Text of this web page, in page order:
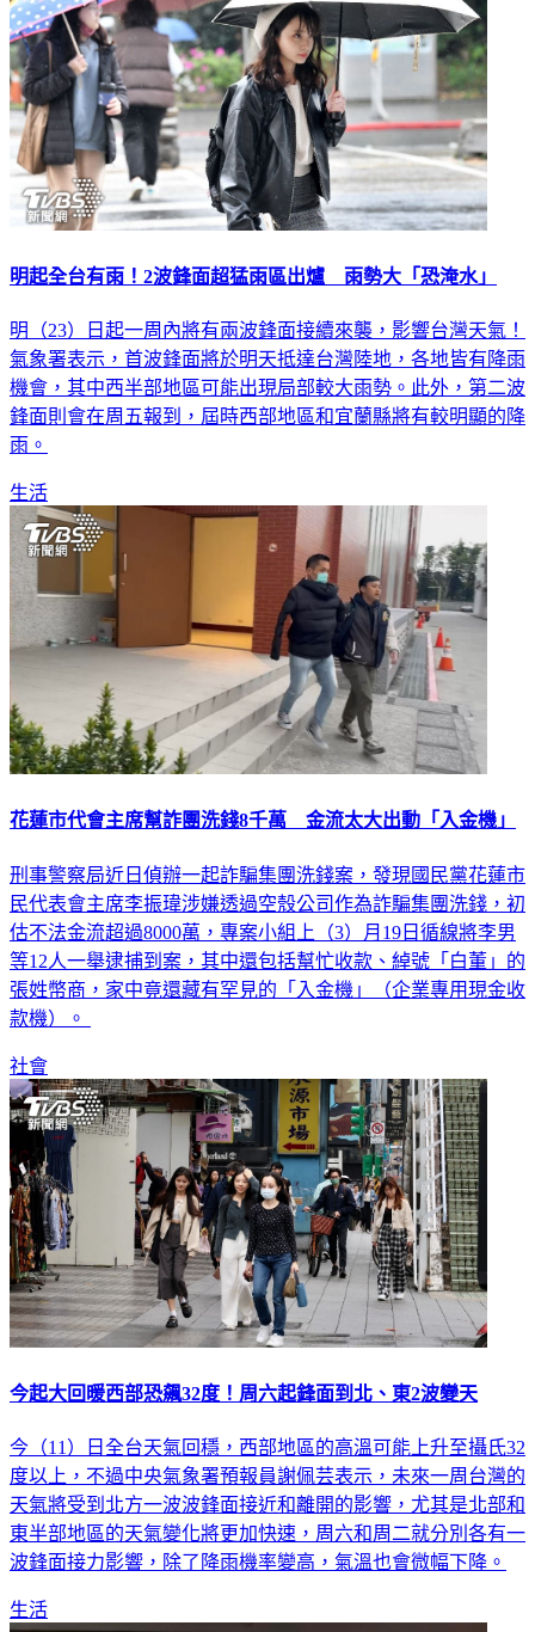
明起全台有雨！2波鋒面超猛雨區出爐 雨勢大「恐淹水」
明（23）日起一周內將有兩波鋒面接續來襲，影響台灣天氣！
氣象署表示，首波鋒面將於明天抵達台灣陸地，各地皆有降雨
機會，其中西半部地區可能出現局部較大雨勢。此外，第二波
鋒面則會在周五報到，屆時西部地區和宜蘭縣將有較明顯的降
雨。
生活
花蓮市代會主席幫詐團洗錢8千萬 金流太大出動「入金機」
刑事警察局近日偵辦一起詐騙集團洗錢案，發現國民黨花蓮市
民代表會主席李振瑋涉嫌透過空殼公司作為詐騙集團洗錢，初
估不法金流超過8000萬，專案小組上（3）月19日循線將李男
等12人一舉逮捕到案，其中還包括幫忙收款、綽號「白董」的
張姓幣商，家中竟還藏有罕見的「入金機」（企業專用現金收
款機）。
社會
今起大回暖西部恐飆32度！周六起鋒面到北、東2波變天
今（11）日全台天氣回穩，西部地區的高溫可能上升至攝氏32
度以上，不過中央氣象署預報員謝佩芸表示，未來一周台灣的
天氣將受到北方一波波鋒面接近和離開的影響，尤其是北部和
東半部地區的天氣變化將更加快速，周六和周二就分別各有一
波鋒面接力影響，除了降雨機率變高，氣溫也會微幅下降。
生活